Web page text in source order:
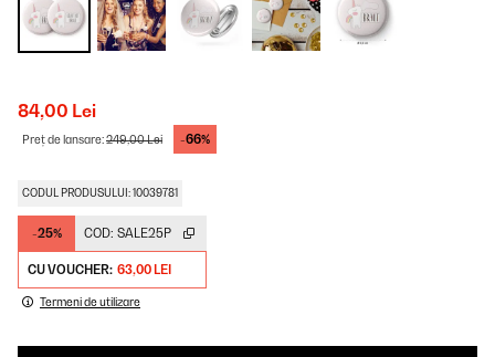
84,00 Lei
Preț de lansare:249,00 Lei -66%
CODUL PRODUSULUI: 10039781
-25% COD: SALE25P
CU VOUCHER: 63,00 LEI
Termeni de utilizare